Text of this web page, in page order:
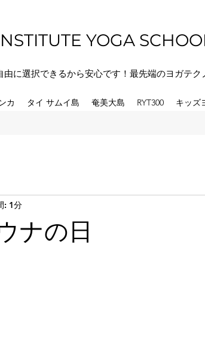
YOGA
に選択できるから安心です！最先端のヨガテ
カ タイ サムイ島 奄美大島 RYT300 キッズ
ナの日
: 1分